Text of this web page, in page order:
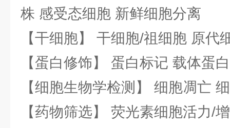
株 感受态细胞 新鲜细胞分离
【干细胞】 干细胞/祖细胞 原代
【蛋白修饰】 蛋白标记 载体蛋
【细胞生物学检测】 细胞凋亡
【药物筛选】 荧光素细胞活力/